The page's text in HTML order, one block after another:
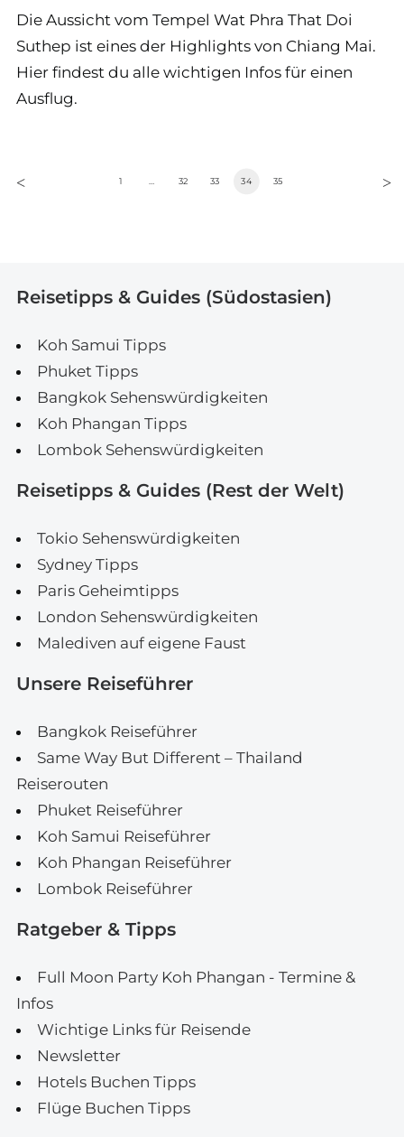
Die Aussicht vom Tempel Wat Phra That Doi
Suthep ist eines der Highlights von Chiang Mai.
Hier findest du alle wichtigen Infos für einen
Ausflug.
1 32 33 34 35
Reisetipps & Guides (Südostasien)
Koh Samui Tipps
Phuket Tipps
Bangkok Sehenswürdigkeiten
Koh Phangan Tipps
Lombok Sehenswürdigkeiten
Reisetipps & Guides (Rest der Welt)
Tokio Sehenswürdigkeiten
Sydney Tipps
Paris Geheimtipps
London Sehenswürdigkeiten
Malediven auf eigene Faust
Unsere Reiseführer
Bangkok Reiseführer
Same Way But Different – Thailand
Reiserouten
Phuket Reiseführer
Koh Samui Reiseführer
Koh Phangan Reiseführer
Lombok Reiseführer
Ratgeber & Tipps
Full Moon Party Koh Phangan - Termine &
Infos
Wichtige Links für Reisende
Newsletter
Hotels Buchen Tipps
Flüge Buchen Tipps